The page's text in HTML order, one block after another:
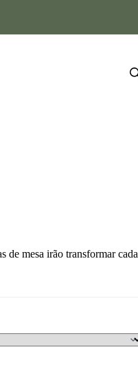
de mesa irão transformar cada